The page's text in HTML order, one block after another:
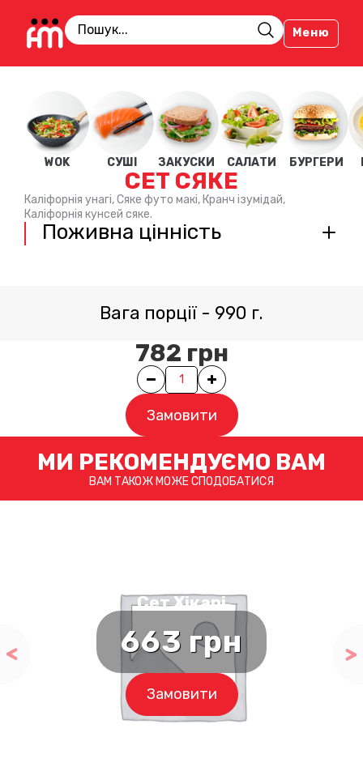
Меню
WOK СУШІ ЗАКУСКИ САЛАТИ БУРГЕРИ
СЕТ СЯКЕ
Каліфорнія унагі, Сяке футо макі, Кранч ізумідай,
Каліфорнія кунсей сяке.
Поживна цінність
Вага порції - 990 г.
782 грн
Quantity
Замовити
МИ РЕКОМЕНДУЄМО ВАМ
ВАМ ТАКОЖ МОЖЕ СПОДОБАТИСЯ
Сет Хікарі
663 грн
Замовити